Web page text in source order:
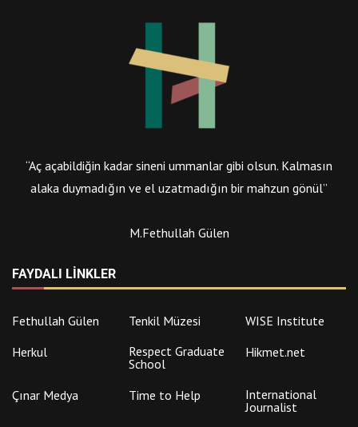
“Aç açabildiğin kadar sineni ummanlar gibi olsun. Kalmasın
alaka duymadığın ve el uzatmadığın bir mahzun gönül”
M.Fethullah Gülen
FAYDALI LINKLER
Fethullah Gülen Tenkil Müzesi
WISE Institute
Herkul
Respect Graduate
School
Hikmet.net
Çınar Medya Time to Help
International
Journalist